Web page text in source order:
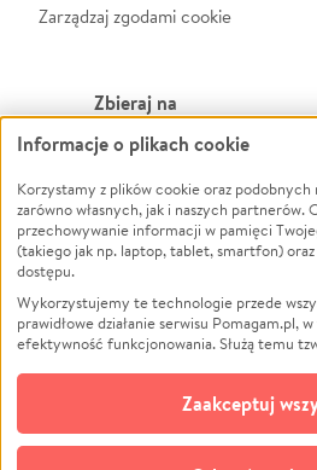
Zarządzaj zgodami cookie
Zbieraj na
Leczenie
Zwierzęta
Pożar
Ukraina
Pomoc Finansowa
Projekty
Pogrzeb
Społeczność lokalna
Kultura
Informacje o plikach cookie
Korzystamy z plików cookie oraz
zarówno własnych, jak i naszych partnerów.
przechowywanie informacji w pamięci
(takiego jak np. laptop, tablet, smartfon)
dostępu.
Wykorzystujemy te technologie przede
prawidłowe działanie serwisu Pomagam.pl,
efektywność funkcjonowania. Służą temu
opcjonalnych plików
technologii do celów analitycznych i
zgodę na ich stosowanie lub jej odmówić. W
możliwość zmiany swoich preferencji na
Zaakceptuj